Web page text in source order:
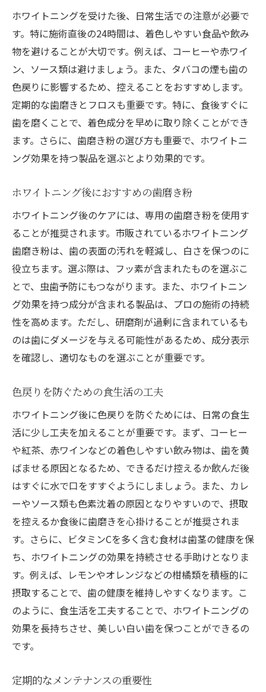
ホワイトニングを受けた後、日常生活での注意が必要で
す。特に施術直後の24時間は、着色しやすい食品や飲み
物を避けることが大切です。例えば、コーヒーや赤ワイ
ン、ソース類は避けましょう。また、タバコの煙も歯の
色戻りに影響するため、控えることをおすすめします。
定期的な歯磨きとフロスも重要です。特に、食後すぐに
歯を磨くことで、着色成分を早めに取り除くことができ
ます。さらに、歯磨き粉の選び方も重要で、ホワイトニ
ング効果を持つ製品を選ぶとより効果的です。
ホワイトニング後におすすめの歯磨き粉
ホワイトニング後のケアには、専用の歯磨き粉を使用す
ることが推奨されます。市販されているホワイトニング
歯磨き粉は、歯の表面の汚れを軽減し、白さを保つのに
役立ちます。選ぶ際は、フッ素が含まれたものを選ぶこ
とで、虫歯予防にもつながります。また、ホワイトニン
グ効果を持つ成分が含まれる製品は、プロの施術の持続
性を高めます。ただし、研磨剤が過剰に含まれているも
のは歯にダメージを与える可能性があるため、成分表示
を確認し、適切なものを選ぶことが重要です。
色戻りを防ぐための食生活の工夫
ホワイトニング後に色戻りを防ぐためには、日常の食生
活に少し工夫を加えることが重要です。まず、コーヒー
や紅茶、赤ワインなどの着色しやすい飲み物は、歯を黄
ばませる原因となるため、できるだけ控えるか飲んだ後
はすぐに水で口をすすぐようにしましょう。また、カレ
ーやソース類も色素沈着の原因となりやすいので、摂取
を控えるか食後に歯磨きを心掛けることが推奨されま
す。さらに、ビタミンCを多く含む食材は歯茎の健康を保
ち、ホワイトニングの効果を持続させる手助けとなりま
す。例えば、レモンやオレンジなどの柑橘類を積極的に
摂取することで、歯の健康を維持しやすくなります。こ
のように、食生活を工夫することで、ホワイトニングの
効果を長持ちさせ、美しい白い歯を保つことができるの
です。
定期的なメンテナンスの重要性